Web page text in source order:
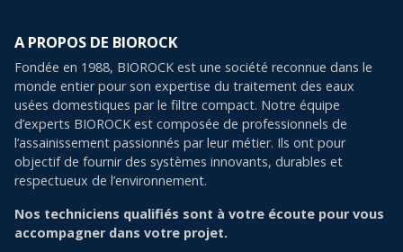
A PROPOS DE BIOROCK
Fondée en 1988, BIOROCK est une société reconnue dans le
monde entier pour son expertise du traitement des eaux
usées domestiques par le filtre compact. Notre équipe
d’experts BIOROCK est composée de professionnels de
l’assainissement passionnés par leur métier. Ils ont pour
objectif de fournir des systèmes innovants, durables et
respectueux de l’environnement.
Nos techniciens qualifiés sont à votre écoute pour vous
accompagner dans votre projet.